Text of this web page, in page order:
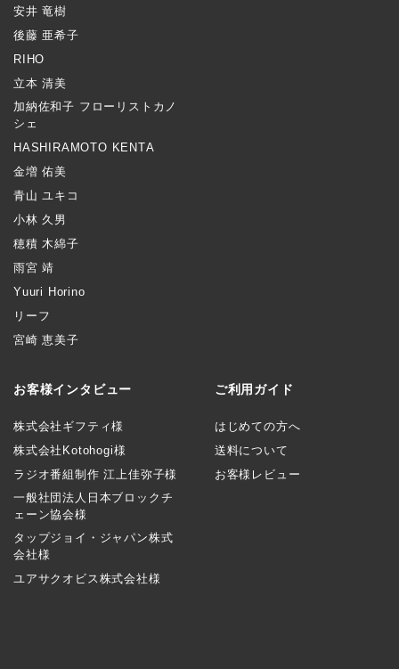
安井 竜樹
後藤 亜希子
RIHO
立本 清美
加納佐和子 フローリストカノ
シェ
HASHIRAMOTO KENTA
金増 佑美
青山 ユキコ
小林 久男
穂積 木綿子
雨宮 靖
Yuuri Horino
リーフ
宮崎 恵美子
お客様インタビュー
株式会社ギフティ様
株式会社Kotohogi様
ラジオ番組制作 江上佳弥子様
一般社団法人日本ブロックチ
ェーン協会様
タップジョイ・ジャパン株式
会社様
ユアサクオビス株式会社様
ご利用ガイド
はじめての方へ
送料について
お客様レビュー